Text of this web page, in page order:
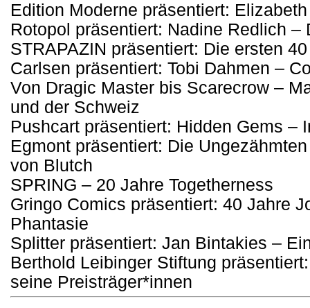
Edition Moderne präsentiert:
Rotopol präsentiert: Nadine Redlich –
STRAPAZIN präsentiert: Die ersten
Carlsen präsentiert: Tobi Dahmen –
Von Dragic Master bis Scarecrow –
und der Schweiz
Pushcart präsentiert: Hidden Gems –
Egmont präsentiert: Die
von Blutch
SPRING – 20 Jahre Togetherness
Gringo Comics präsentiert: 40 Jahre
Phantasie
Splitter präsentiert: Jan Bintakies –
Berthold Leibinger Stiftung
seine Preisträger*innen